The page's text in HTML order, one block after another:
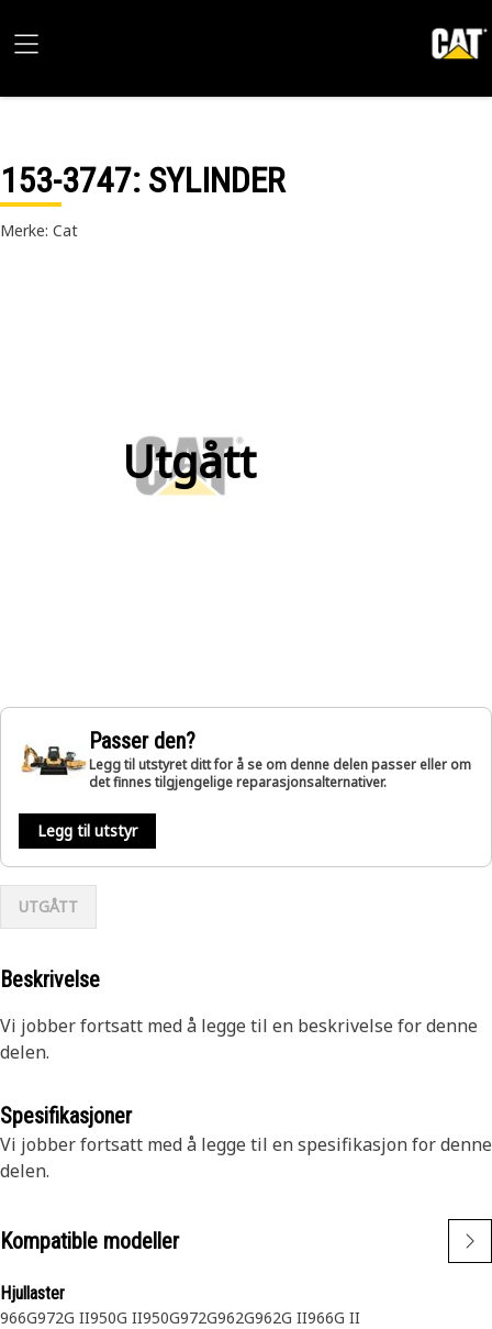
153-3747: SYLINDER
Merke: Cat
Utgått
Passer den?
Legg til utstyret ditt for å se om denne delen passer eller om
det finnes tilgjengelige reparasjonsalternativer.
Legg til utstyr
UTGÅTT
Beskrivelse
Vi jobber fortsatt med å legge til en beskrivelse for denne
delen.
Spesifikasjoner
Vi jobber fortsatt med å legge til en spesifikasjon for denne
delen.
Kompatible modeller
Hjullaster
966G972G II950G II950G972G962G962G II966G II